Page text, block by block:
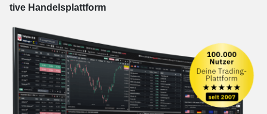
tive Han­dels­platt­form